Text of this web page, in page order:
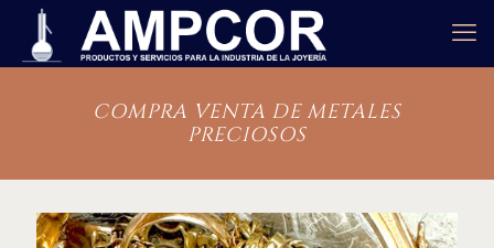
COMPRA VENTA DE METALES
PRECIOSOS